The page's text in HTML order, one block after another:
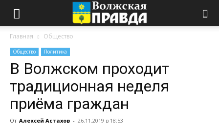
Главная Общество
Общество Политика
В Волжском проходит
традиционная неделя
приёма граждан
От Алексей Астахов - 26.11.2019 в 18:53